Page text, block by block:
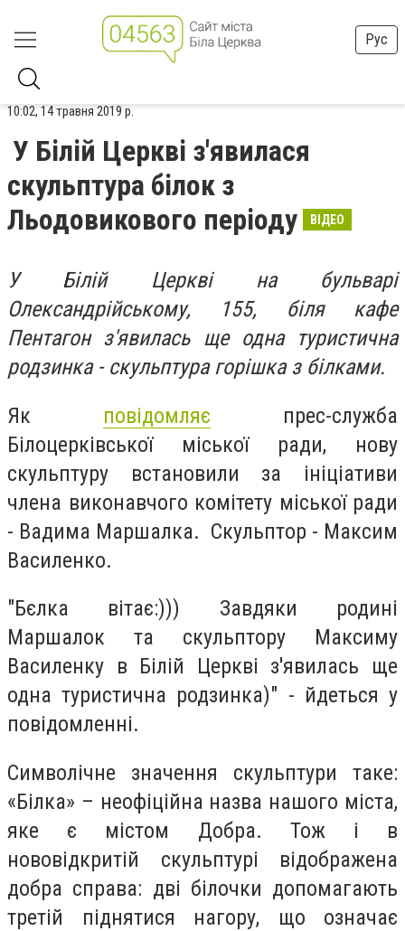
Рус
10:02, 14 травня 2019 р.
У Білій Церкві з'явилася
скульптура білок з
Льодовикового періоду
ВІДЕО
У Білій Церкві на бульварі
Олександрійському, 155, біля кафе
Пентагон з'явилась ще одна туристична
родзинка - скульптура горішка з білками.
Як повідомляє прес-служба
Білоцерківської міської ради, нову
скульптуру встановили за ініціативи
члена виконавчого комітету міської ради
- Вадима Маршалка. Скульптор - Максим
Василенко.
"Бєлка вітає:))) Завдяки родині
Маршалок та скульптору Максиму
Василенку в Білій Церкві з'явилась ще
одна туристична родзинка)" - йдеться у
повідомленні.
Символічне значення скульптури таке:
«Білка» – неофіційна назва нашого міста,
яке є містом Добра. Тож і в
нововідкритій скульптурі відображена
добра справа: дві білочки допомагають
третій піднятися нагору, що означає